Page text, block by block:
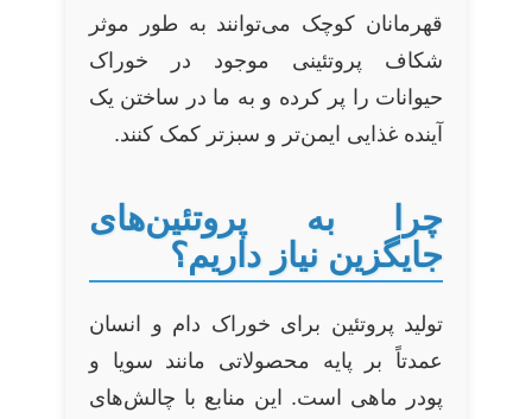
قهرمانان کوچک می‌توانند به طور موثر
شکاف پروتئینی موجود در خوراک
حیوانات را پر کرده و به ما در ساختن یک
آینده غذایی ایمن‌تر و سبزتر کمک کنند.
چرا به پروتئین‌های
جایگزین نیاز داریم؟
تولید پروتئین برای خوراک دام و انسان
عمدتاً بر پایه محصولاتی مانند سویا و
پودر ماهی است. این منابع با چالش‌های